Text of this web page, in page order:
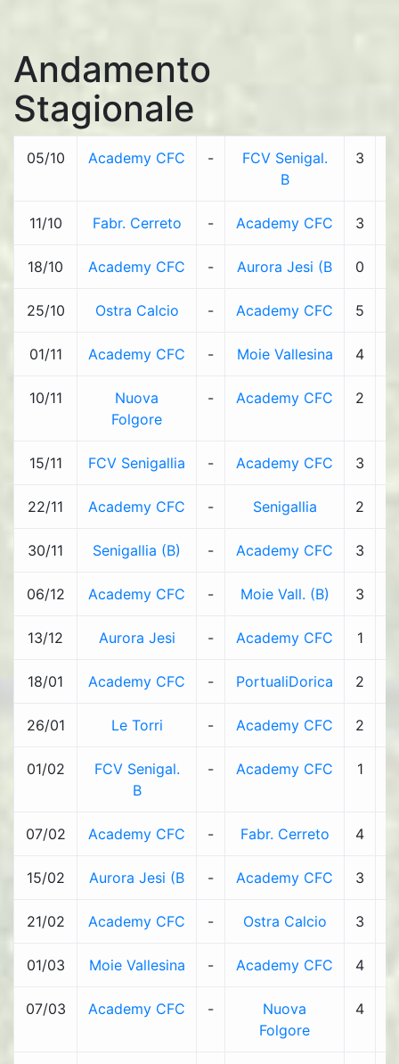
Andamento
Stagionale
05/10 Academy CFC -
FCV Senigal.
B
3
11/10 Fabr. Cerreto - Academy CFC 3
18/10 Academy CFC - Aurora Jesi (B 0
25/10 Ostra Calcio - Academy CFC 5
01/11 Academy CFC - Moie Vallesina 4
10/11
Nuova
Folgore
- Academy CFC 2
15/11 FCV Senigallia - Academy CFC 3
22/11 Academy CFC - Senigallia 2
30/11 Senigallia (B) - Academy CFC 3
06/12 Academy CFC - Moie Vall. (B) 3
13/12 Aurora Jesi - Academy CFC 1
18/01 Academy CFC - PortualiDorica 2
26/01 Le Torri - Academy CFC 2
01/02
FCV Senigal.
B
- Academy CFC 1
07/02 Academy CFC - Fabr. Cerreto 4
15/02 Aurora Jesi (B - Academy CFC 3
21/02 Academy CFC - Ostra Calcio 3
01/03 Moie Vallesina - Academy CFC 4
07/03 Academy CFC -
Nuova
Folgore
4